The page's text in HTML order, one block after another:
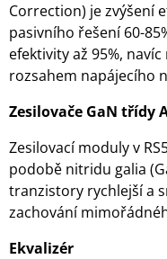
Correction) je zvýšení
pasivního řešení 60-
efektivity až 95%,
rozsahem napájecího
Zesilovače GaN třídy
Zesilovací moduly v
podobě nitridu galia
tranzistory rychlejší a
zachování
Ekvalizér